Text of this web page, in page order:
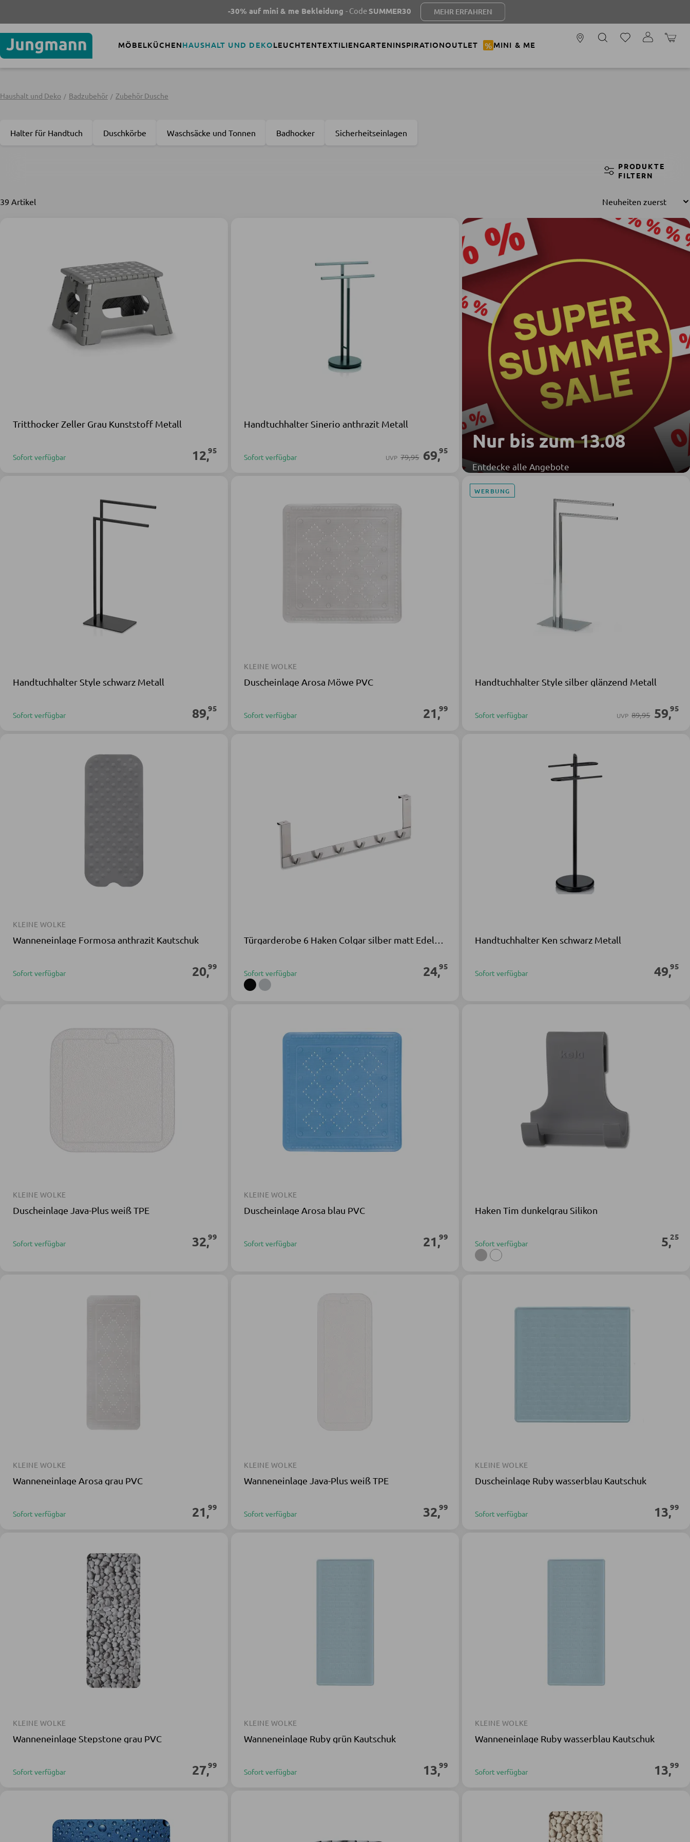
-30% auf mini & me Bekleidung- CodeSUMMER30 MEHR ERFAHREN
MÖBELKÜCHENHAUSHALT UND DEKOLEUCHTENTEXTILIENGARTENINSPIRATIONOUTLET % MINI & ME
Haushalt und Deko Badzubehör Zubehör Dusche
Halter für Handtuch Duschkörbe Waschsäcke und Tonnen Badhocker Sicherheitseinlagen
PRODUKTE
FILTERN
39 Artikel
Nur bis zum 13.08
Entdecke alle Angebote
Tritthocker Zeller Grau Kunststoff Metall
Sofort verfügbar 12,95
Handtuchhalter Sinerio anthrazit Metall
Sofort verfügbar UVP 79,95 69,95
Handtuchhalter Style schwarz Metall
Sofort verfügbar 89,95
KLEINE WOLKE
Duscheinlage Arosa Möwe PVC
Sofort verfügbar 21,99
WERBUNG
Handtuchhalter Style silber glänzend Metall
Sofort verfügbar UVP 89,95 59,95
KLEINE WOLKE
Wanneneinlage Formosa anthrazit Kautschuk
Sofort verfügbar 20,99
Sofort verfügbar 24,95
Handtuchhalter Ken schwarz Metall
Sofort verfügbar 49,95
KLEINE WOLKE
Duscheinlage Java-Plus weiß TPE
Sofort verfügbar 32,99
KLEINE WOLKE
Duscheinlage Arosa blau PVC
Sofort verfügbar 21,99
Haken Tim dunkelgrau Silikon
Sofort verfügbar 5,25
KLEINE WOLKE
Wanneneinlage Arosa grau PVC
Sofort verfügbar 21,99
KLEINE WOLKE
Wanneneinlage Java-Plus weiß TPE
Sofort verfügbar 32,99
KLEINE WOLKE
Duscheinlage Ruby wasserblau Kautschuk
Sofort verfügbar 13,99
KLEINE WOLKE
Wanneneinlage Stepstone grau PVC
Sofort verfügbar 27,99
KLEINE WOLKE
Wanneneinlage Ruby grün Kautschuk
Sofort verfügbar 13,99
KLEINE WOLKE
Wanneneinlage Ruby wasserblau Kautschuk
Sofort verfügbar 13,99